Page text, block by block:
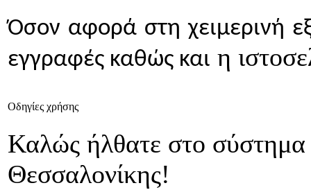
Όσον αφορά στη χειμερινή
εγγραφές καθώς και η
Οδηγίες χρήσης
Καλώς ήλθατε στο σύστημα
Θεσσαλονίκης!